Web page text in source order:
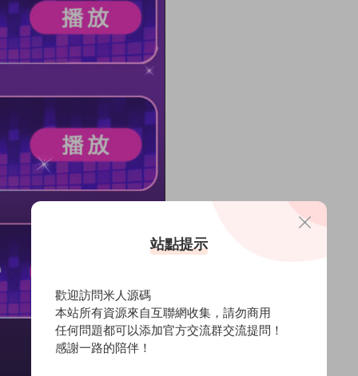
站點提示
歡迎訪問米人源碼
本站所有資源來自互聯網收集，請勿商用
任何問題都可以添加官方交流群交流提問！
感謝一路的陪伴！